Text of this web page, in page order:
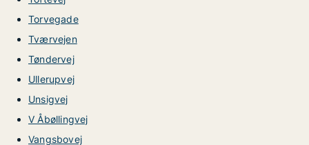
Torvegade
Tværvejen
Tøndervej
Ullerupvej
Unsigvej
V Åbøllingvej
Vangsbovej